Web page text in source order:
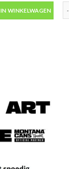
IN WINKELWAGEN